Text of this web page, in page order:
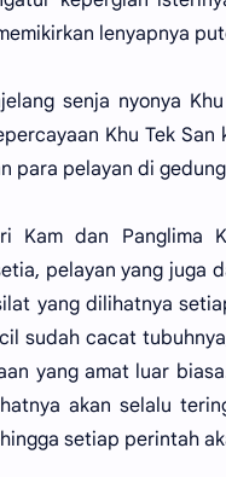
lenyapnya
senja nyonya
Khu Tek
para pelayan di
Kam dan Panglima
pelayan yang juga
yang dilihatnya
sudah cacat
yang amat luar
akan selalu
setiap perintah